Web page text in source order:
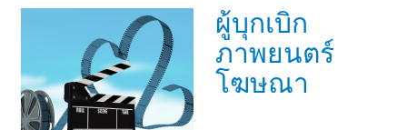
เลือกแบบประกันที่เหมาะกับคุณ
TL Learning Center
ผู้บุกเบิก
ภาพยนตร์
โฆษณา